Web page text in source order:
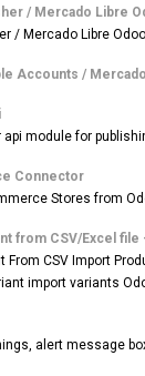
/ Mercado Libre
/ Mercado Libre
Accounts /
api module for
Connector
Stores from
from CSV/Excel file
From CSV Import
import variants
alert message